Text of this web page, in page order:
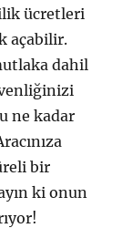
ücretleri
açabilir.
dahil
ne kadar
bir
ki onun